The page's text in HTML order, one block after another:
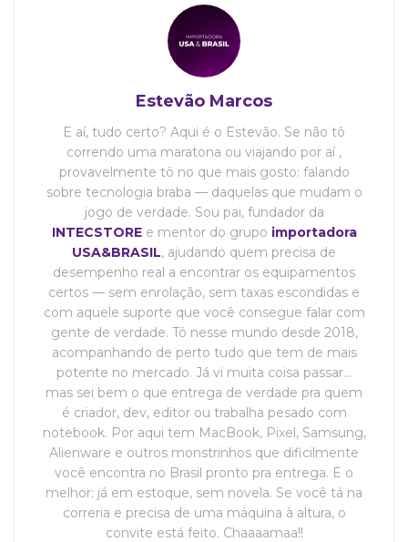
Estevão Marcos
E aí, tudo certo? Aqui é o Estevão. Se não tô
correndo uma maratona ou viajando por aí ,
provavelmente tô no que mais gosto: falando
sobre tecnologia braba — daquelas que mudam o
jogo de verdade. Sou pai, fundador da
INTECSTOREe mentor do grupo importadora
USA&BRASIL, ajudando quem precisa de
desempenho real a encontrar os equipamentos
certos — sem enrolação, sem taxas escondidas e
com aquele suporte que você consegue falar com
gente de verdade. Tô nesse mundo desde 2018,
acompanhando de perto tudo que tem de mais
potente no mercado. Já vi muita coisa passar…
mas sei bem o que entrega de verdade pra quem
é criador, dev, editor ou trabalha pesado com
notebook. Por aqui tem MacBook, Pixel, Samsung,
Alienware e outros monstrinhos que dificilmente
você encontra no Brasil pronto pra entrega. E o
melhor: já em estoque, sem novela. Se você tá na
correria e precisa de uma máquina à altura, o
convite está feito. Chaaaamaa!!